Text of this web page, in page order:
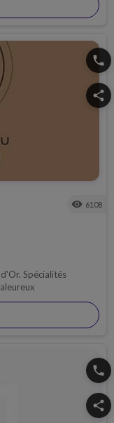
phone
share
visibility 6108
phone
share